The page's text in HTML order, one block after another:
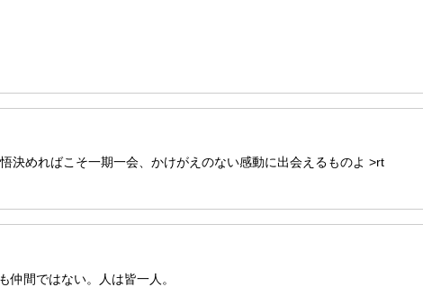
めればこそ一期一会、かけがえのない感動に出会えるものよ >rt
仲間ではない。人は皆一人。